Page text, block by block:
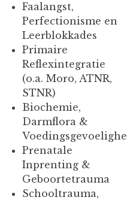
Faalangst,
Perfectionisme en
Leerblokkades
Primaire
Reflexintegratie
(o.a. Moro, ATNR,
STNR)
Biochemie,
Darmflora &
Prenatale
Inprenting &
Geboortetrauma
Schooltrauma,